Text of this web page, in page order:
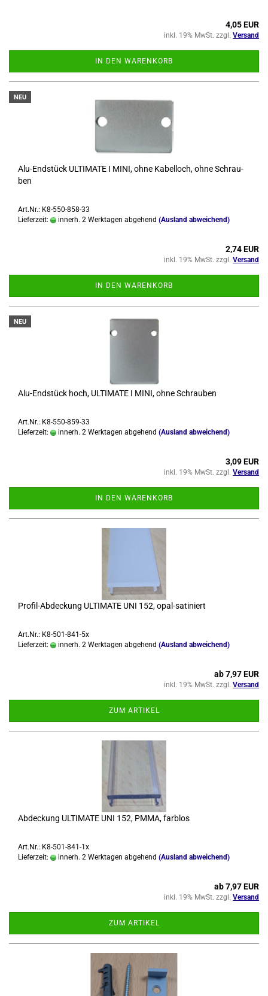
4,05 EUR
inkl. 19% MwSt. zzgl. Versand
IN DEN WARENKORB
NEU
Alu-​End­stück UL­TI­MA­TE I MINI, ohne Ka­bel­loch, ohne Schrau­
ben
Art.Nr.: K8-550-858-33
Lieferzeit:
innerh. 2 Werktagen abgehend (Ausland abweichend)
2,74 EUR
inkl. 19% MwSt. zzgl. Versand
IN DEN WARENKORB
NEU
Alu-​End­stück hoch, UL­TI­MA­TE I MINI, ohne Schrau­ben
Art.Nr.: K8-550-859-33
Lieferzeit:
innerh. 2 Werktagen abgehend (Ausland abweichend)
3,09 EUR
inkl. 19% MwSt. zzgl. Versand
IN DEN WARENKORB
Profil-​​Ab­de­ckung UL­TI­MA­TE UNI 152, opal-​sa­ti­niert
Art.Nr.: K8-501-841-5x
Lieferzeit:
innerh. 2 Werktagen abgehend (Ausland abweichend)
ab 7,97 EUR
inkl. 19% MwSt. zzgl. Versand
ZUM ARTIKEL
Ab­de­ckung UL­TI­MA­TE UNI 152, PMMA, farb­los
Art.Nr.: K8-501-841-1x
Lieferzeit:
innerh. 2 Werktagen abgehend (Ausland abweichend)
ab 7,97 EUR
inkl. 19% MwSt. zzgl. Versand
ZUM ARTIKEL